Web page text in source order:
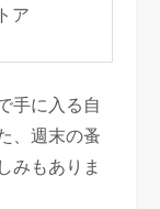
トア
手に入る自
、週末の蚤
みもありま